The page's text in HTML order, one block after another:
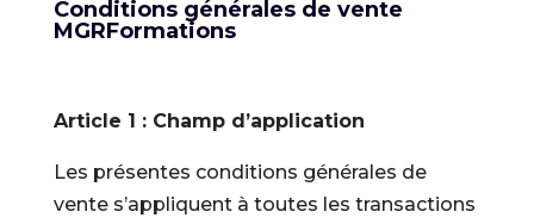
Conditions générales de vente
MGRFormations
Article 1 : Champ d’application
Les présentes conditions générales de
vente s’appliquent à toutes les transactions